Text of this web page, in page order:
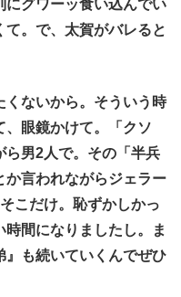
にグワーッ食い込んでい
。で、太賀がバレると
くないから。そういう時
、眼鏡かけて。「クソ
ら男2人で。その「半兵
か言われながらジェラー
こだけ。恥ずかしかっ
間になりましたし。ま
』も続いていくんでぜひ